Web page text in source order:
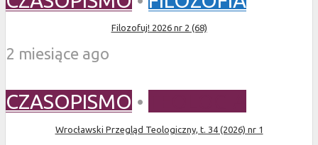
Filozofuj! 2026 nr 2 (68)
2 miesiące ago
CZASOPISMO •
Wrocławski Przegląd Teologiczny, t. 34 (2026) nr 1